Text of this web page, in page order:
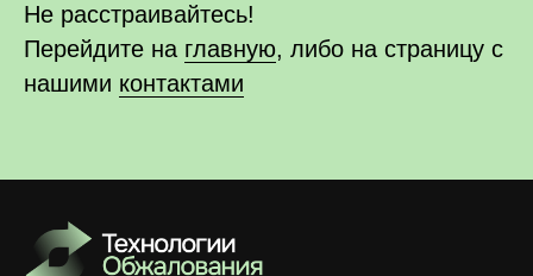
Не расстраивайтесь!
Перейдите на главную, либо на страницу с
нашими контактами